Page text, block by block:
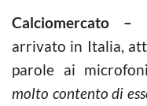
Calciomercato –
arrivato in Italia,
parole ai
molto contento di